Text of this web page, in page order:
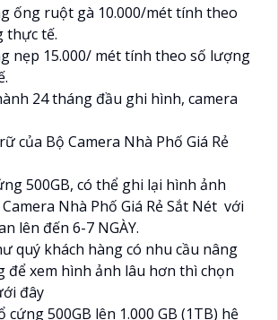
ống ruột gà 10.000/mét tính theo
thực tế.
nẹp 15.000/ mét tính theo số lượng
24 tháng đầu ghi hình, camera
của Bộ Camera Nhà Phố Giá Rẻ
500GB, có thể ghi lại hình ảnh
Nhà Phố Giá Rẻ Sắt Nét với
lên đến 6-7 NGÀY.
quý khách hàng có nhu cầu nâng
để xem hình ảnh lâu hơn thì chọn
đây
500GB lên 1.000 GB (1TB) hệ